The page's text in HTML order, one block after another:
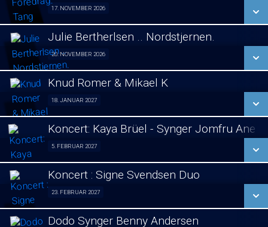
SE ALLE DAGE
LÆS MERE
17. NOVEMBER 2026Foredrag fra Århus 17/11
SE ALLE DAGE
LÆS MERE
Julie Bertherlsen .. Nordstjernen.
20. NOVEMBER 2026Jule koncert. 20/11
LÆS MERE
Knud Romer & Mikael K
18. JANUAR 2027
LÆS MERE
Koncert: Kaya Brüel - Synger Jomfru Ane
5. FEBRUAR 2027
LÆS MERE
Koncert : Signe Svendsen Duo
23. FEBRUAR 2027
Koncert : Signe Svendsen Duo 23/02
Dodo Synger Benny Andersen